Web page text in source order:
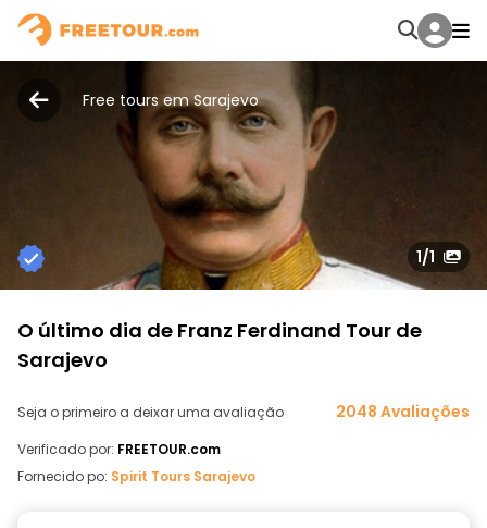
Free tours em Sarajevo
1/1
O último dia de Franz Ferdinand Tour de
Sarajevo
Seja o primeiro a deixar uma avaliação 2048 Avaliações
Verificado por: FREETOUR.com
Fornecido po: Spirit Tours Sarajevo